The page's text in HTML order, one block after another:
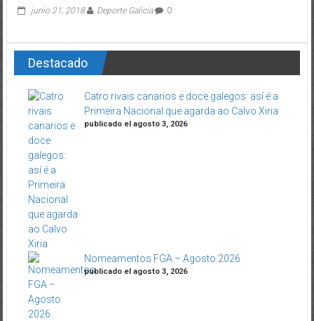
junio 21, 2018 Deporte Galicia 0
Destacado
Catro rivais canarios e doce galegos: así é a
Primeira Nacional que agarda ao Calvo Xiria
publicado el agosto 3, 2026
Nomeamentos FGA – Agosto 2026
publicado el agosto 3, 2026